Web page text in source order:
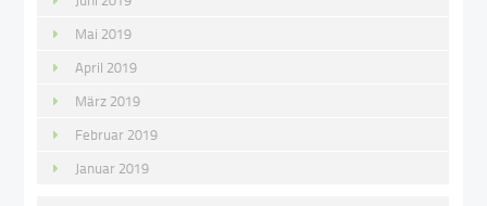
Mai 2019
April 2019
März 2019
Februar 2019
Januar 2019